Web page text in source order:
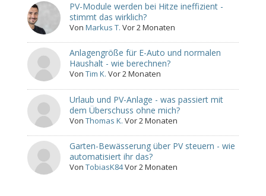
PV-Module werden bei Hitze ineffizient -
stimmt das wirklich?
VonMarkus T. Vor 2 Monaten
Anlagengröße für E-Auto und normalen
Haushalt - wie berechnen?
VonTim K. Vor 2 Monaten
Urlaub und PV-Anlage - was passiert mit
dem Überschuss ohne mich?
VonThomas K. Vor 2 Monaten
Garten-Bewässerung über PV steuern - wie
automatisiert ihr das?
VonTobiasK84Vor 2 Monaten